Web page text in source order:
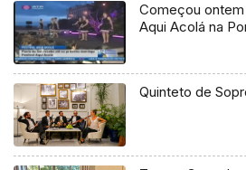
Começou
Aqui Acolá na
Quinteto de